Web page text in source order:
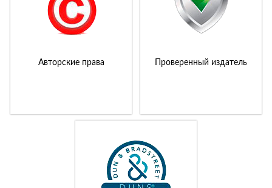
Авторские права Проверенный издатель